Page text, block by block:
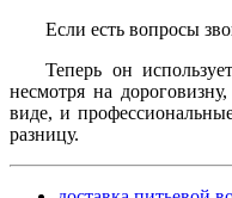
Если есть вопросы
Теперь он
несмотря на
виде, и
разницу.